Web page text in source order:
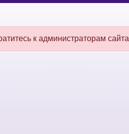
к администраторам сайта